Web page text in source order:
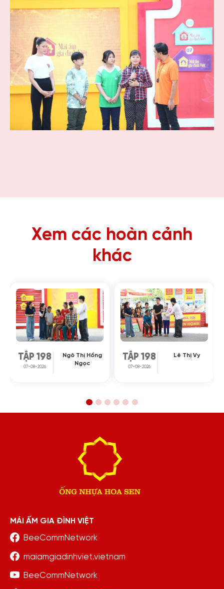
Xem các hoàn cảnh
khác
TẬP 198
07-08-2026
Ngô Thị Hồng
Ngọc
TẬP 198
07-08-2026
Lê Thị Vy
MÁI ẤM GIA ĐÌNH VIỆT
BeeCommNetwork
maiamgiadinhviet.vietnam
BeeCommNetwork